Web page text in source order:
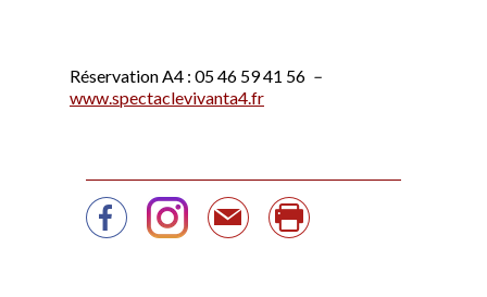
Réservation A4 : 05 46 59 41 56 –
www.spectaclevivanta4.fr